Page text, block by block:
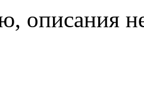
описания